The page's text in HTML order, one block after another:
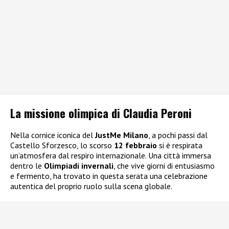
La missione olimpica di Claudia Peroni
Nella cornice iconica delJustMe Milano , a pochi passi dal
Castello Sforzesco, lo scorso 12 febbraio si è respirata
un’atmosfera dal respiro internazionale. Una città immersa
dentro le Olimpiadi invernali , che vive giorni di entusiasmo
e fermento, ha trovato in questa serata una celebrazione
autentica del proprio ruolo sulla scena globale.